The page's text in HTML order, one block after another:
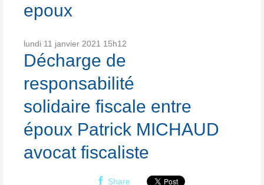
epoux
lundi 11 janvier 2021 15h12
Décharge de
responsabilité
solidaire fiscale entre
époux Patrick MICHAUD
avocat fiscaliste
Share